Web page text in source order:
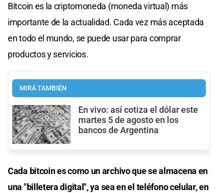
Bitcoin es la criptomoneda (moneda virtual) más
importante de la actualidad. Cada vez más aceptada
en todo el mundo, se puede usar para comprar
productos y servicios.
MIRÁ TAMBIÉN
En vivo: así cotiza el dólar este
martes 5 de agosto en los
bancos de Argentina
Cada bitcoin es como un archivo que se almacena en
una "billetera digital", ya sea en el teléfono celular, en